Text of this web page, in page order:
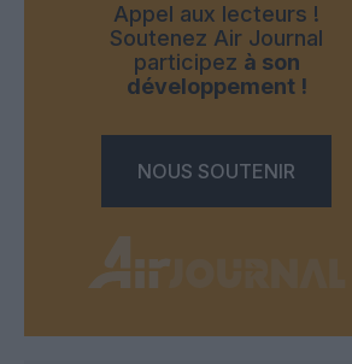
Appel aux lecteurs !
Soutenez Air Journal
participez à son
développement !
NOUS SOUTENIR